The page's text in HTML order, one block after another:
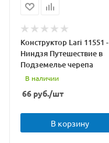
Конструктор Lari 11551 -
Ниндзя Путешествие в
Подземелье черепа
В наличии
66 руб./шт
В корзину